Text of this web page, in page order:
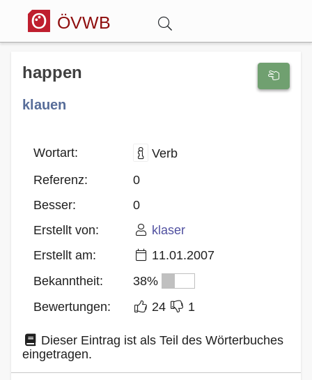
ÖVWB
Wörterbuch
Hitparade
Blog
happen
klauen
Wortart:
Verb
Referenz:
0
Besser:
0
Erstellt von:
klaser
Erstellt am:
11.01.2007
Bekanntheit:
38%
Bewertungen:
24 1
Dieser Eintrag ist als Teil des Wörterbuches
eingetragen.